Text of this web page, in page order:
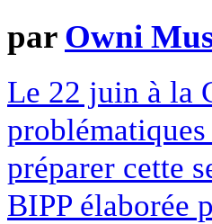
par Owni
Le 22 juin à la
préparer cette
BIPP élaborée